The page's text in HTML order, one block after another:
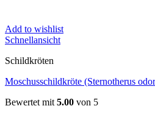
Add to wishlist
Schnellansicht
Schildkröten
Moschusschildkröte (Sternotherus
Bewertet mit 5.00 von 5